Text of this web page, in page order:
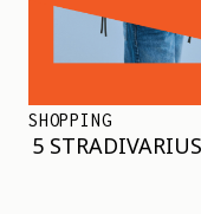
SHOPPING
5